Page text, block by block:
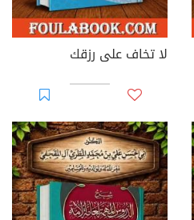
لا تخاف على رزقك